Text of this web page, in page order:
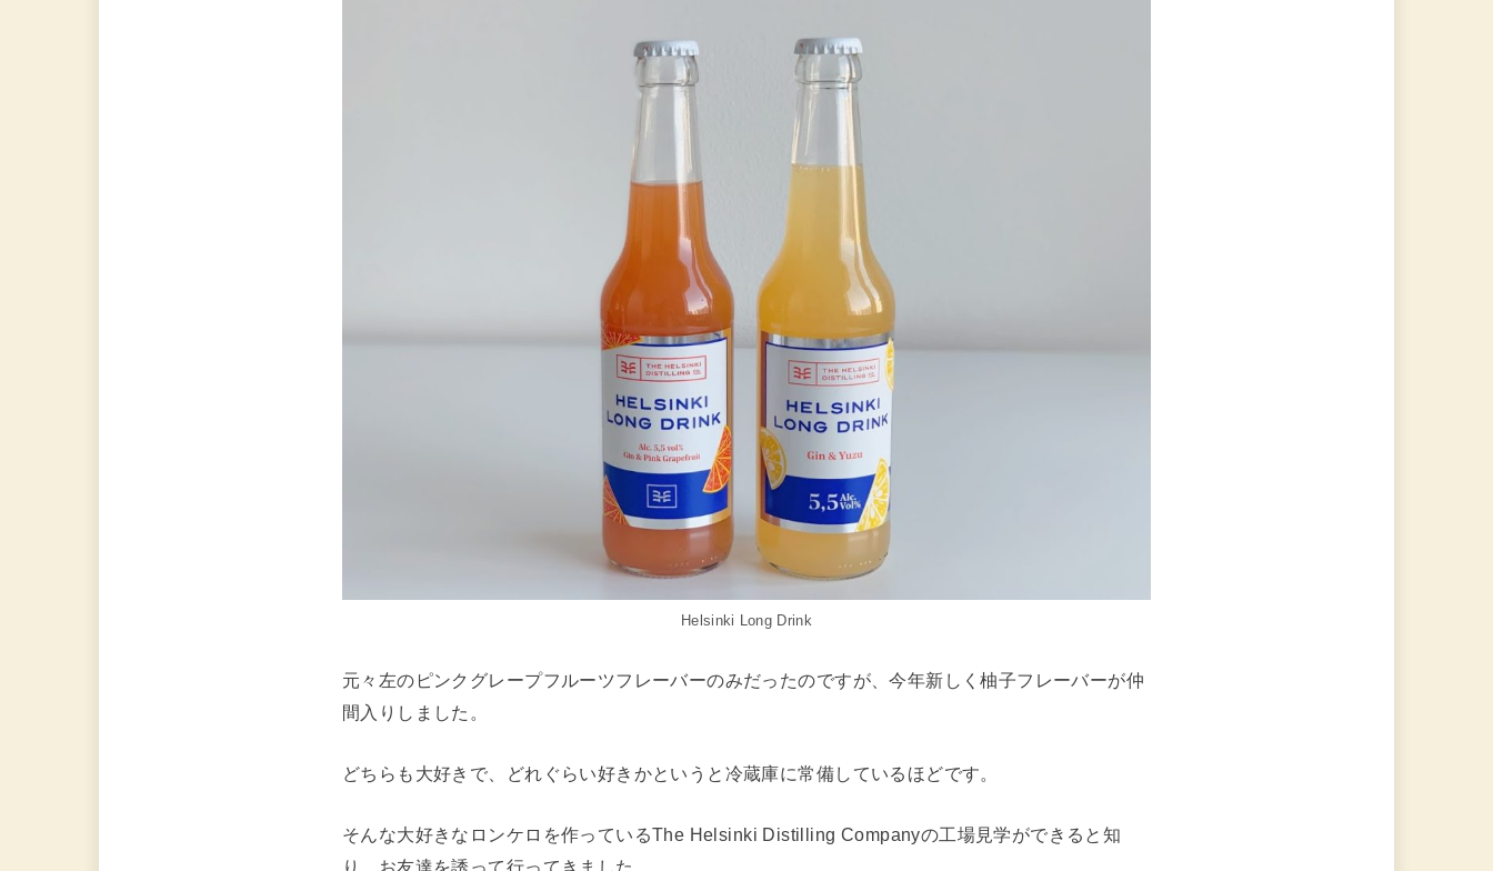
Helsinki Long Drink
元々左のピンクグレープフルーツフレーバーのみだったのですが、今年新しく柚子フレーバーが仲
間入りしました。
どちらも大好きで、どれぐらい好きかというと冷蔵庫に常備しているほどです。
そんな大好きなロンケロを作っているThe Helsinki Distilling Companyの工場見学ができると知
り、お友達を誘って行ってきました。